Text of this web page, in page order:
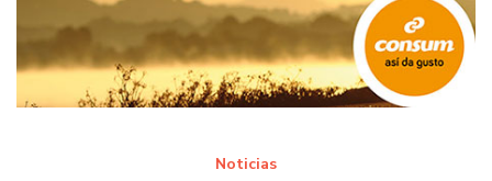
Noticias